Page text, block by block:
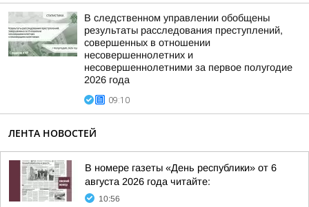
В следственном управлении обобщены
результаты расследования преступлений,
совершенных в отношении
несовершеннолетних и
несовершеннолетними за первое полугодие
2026 года
09:10
ЛЕНТА НОВОСТЕЙ
В номере газеты «День республики» от 6
августа 2026 года читайте:
10:56